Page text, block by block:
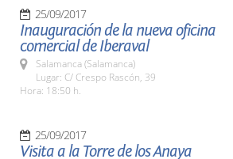
25/09/2017
Inauguración de la nueva oficina
comercial de Iberaval
Salamanca (Salamanca)
Lugar: C/ Crespo Rascón, 39
Hora: 18:50 h.
25/09/2017
Visita a la Torre de los Anaya